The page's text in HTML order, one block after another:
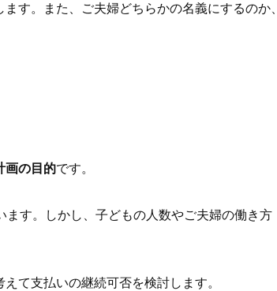
す。
また、ご夫婦どちらかの名義にするのか、
画の目的です。
す。しかし、子どもの人数やご夫婦の働き方
て支払いの継続可否を検討します。